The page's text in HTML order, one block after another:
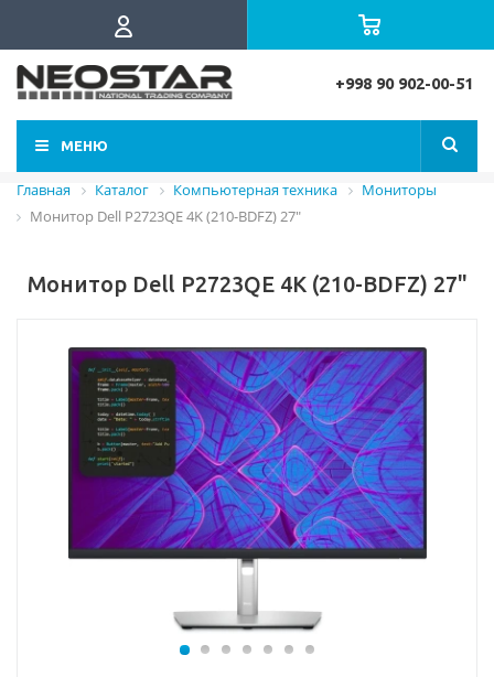
+998 90 902-00-51
МЕНЮ
Главная Каталог Компьютерная техника
Мониторы
Монитор Dell P2723QE 4K (210-BDFZ) 27"
Монитор Dell P2723QE 4K (210-BDFZ) 27"